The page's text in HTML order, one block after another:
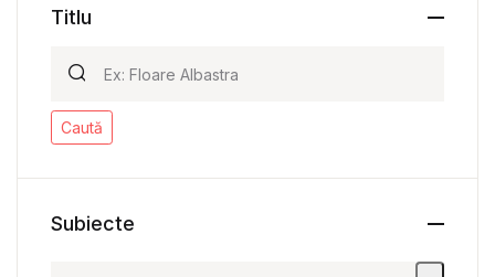
Titlu
Caută
Subiecte